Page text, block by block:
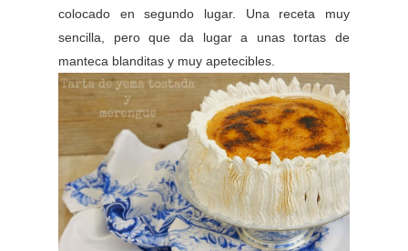
colocado en segundo lugar. Una receta muy
sencilla, pero que da lugar a unas tortas de
manteca blanditas y muy apetecibles.